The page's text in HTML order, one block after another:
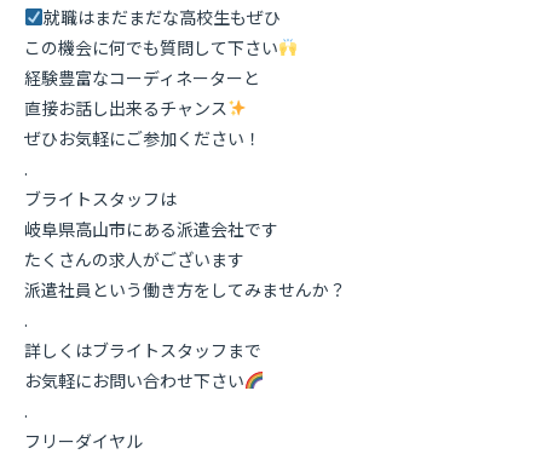
就職はまだまだな高校生もぜひ
この機会に何でも質問して下さい
経験豊富なコーディネーターと
直接お話し出来るチャンス
ぜひお気軽にご参加ください！
.
ブライトスタッフは
岐阜県高山市にある派遣会社です
たくさんの求人がございます
派遣社員という働き方をしてみませんか？
.
詳しくはブライトスタッフまで
お気軽にお問い合わせ下さい
.
フリーダイヤル